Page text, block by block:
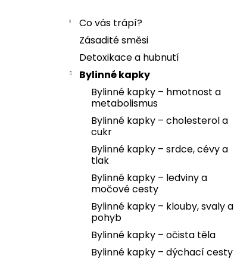
Co vás trápí?
Zásadité směsi
Detoxikace a hubnutí
Bylinné kapky
Bylinné kapky – hmotnost a
metabolismus
Bylinné kapky – cholesterol a
cukr
Bylinné kapky – srdce, cévy a
tlak
Bylinné kapky – ledviny a
močové cesty
Bylinné kapky – klouby, svaly a
pohyb
Bylinné kapky – očista těla
Bylinné kapky – dýchací cesty